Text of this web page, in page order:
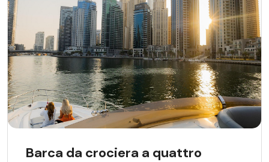
Barca da crociera a quattro